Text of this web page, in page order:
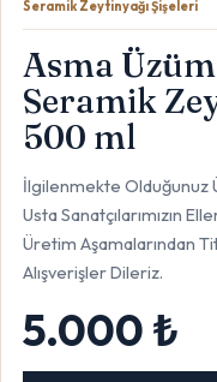
Seramik Zeytinyağı Şişeleri
Asma
Seramik
500 ml
İlgilenmekte Olduğunuz
Usta Sanatçılarımızın
Üretim Aşamalarından
Alışverişler Dileriz.
5.000 ₺